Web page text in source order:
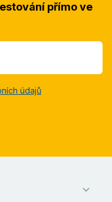
přímo ve
údajů